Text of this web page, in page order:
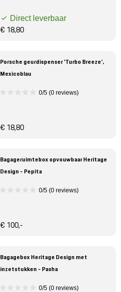
Direct leverbaar
€ 18,80
Porsche geurdispenser 'Turbo Breeze',
Mexicoblau
0/5 (0 reviews)
€ 18,80
Bagageruimtebox opvouwbaar Heritage
Design - Pepita
0/5 (0 reviews)
€ 100,-
Bagagebox Heritage Design met
inzetstukken - Pasha
0/5 (0 reviews)